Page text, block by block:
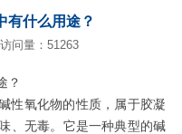
有什么用途？
访问量：51263
？
性氧化物的性质，属于胶凝
、无毒。它是一种典型的碱